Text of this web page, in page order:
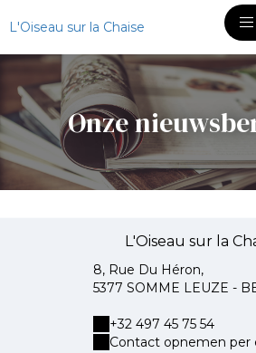
L'Oiseau sur la Chaise
Onze
L'Oiseau sur la
8, Rue Du Héron,
5377 SOMME LEUZE -
+32 497 45 75 54
Contact opnemen per